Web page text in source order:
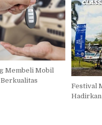
Membeli Mobil
Berkualitas
Festival